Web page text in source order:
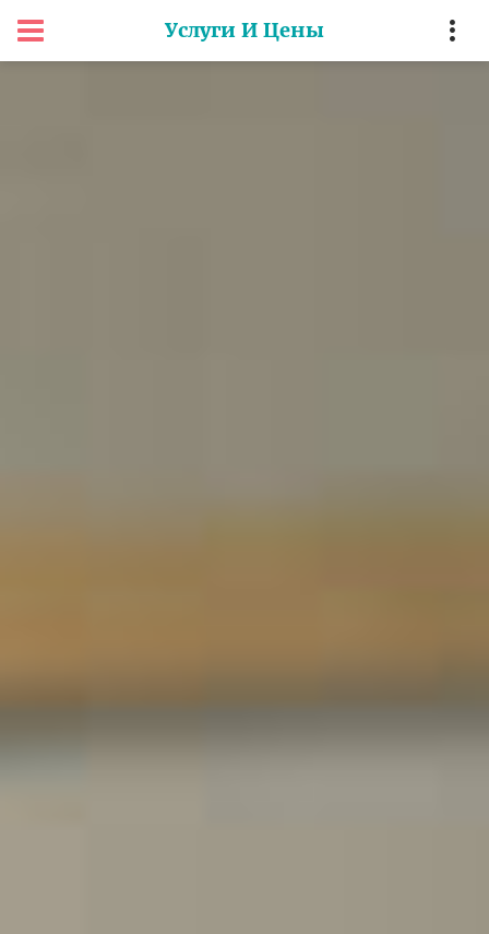
Услуги И Цены